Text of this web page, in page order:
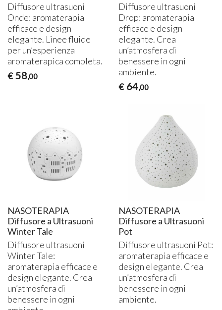
Diffusore ultrasuoni
Onde: aromaterapia
efficace e design
elegante. Linee fluide
per un’esperienza
aromaterapica completa.
€ 58,00
Diffusore ultrasuoni
Drop: aromaterapia
efficace e design
elegante. Crea
un’atmosfera di
benessere in ogni
ambiente.
€ 64,00
NASOTERAPIA
Diffusore a Ultrasuoni
Winter Tale
Diffusore ultrasuoni
Winter Tale:
aromaterapia efficace e
design elegante. Crea
un’atmosfera di
benessere in ogni
NASOTERAPIA
Diffusore a Ultrasuoni
Pot
Diffusore ultrasuoni Pot:
aromaterapia efficace e
design elegante. Crea
un’atmosfera di
benessere in ogni
ambiente.